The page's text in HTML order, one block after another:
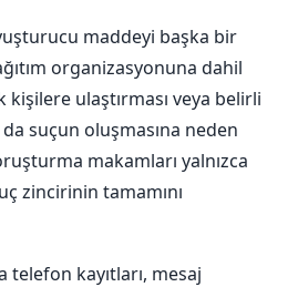
maddeyi başka bir
organizasyonuna dahil
kişilere ulaştırması veya belirli
suçun oluşmasına neden
makamları yalnızca
zincirinin tamamını
telefon kayıtları, mesaj